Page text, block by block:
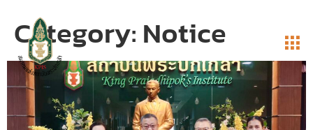
Category: Notice